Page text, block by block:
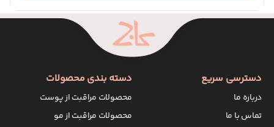
دسترسی سریع
درباره ما
تماس با ما
دسته بندی محصولات
محصولات مراقبت از پوست
محصولات مراقبت از مو